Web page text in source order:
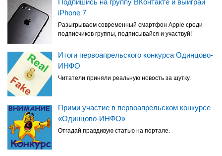
iPhone 7
Разыгрываем современный смартфон Apple среди
подписчиков группы, подписывайся и участвуй!
Итоги первоапрельского конкурса Одинцово-
ИНФО
Читатели приняли реальную новость за шутку.
Прими участие в первоапрельском конкурсе
«Одинцово-ИНФО»
Отгадай правдивую статью на портале.